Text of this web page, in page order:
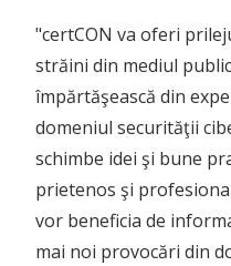
"certCON va oferi
străini din mediul
împărtăşească din
domeniul securităţii
schimbe idei şi bune
prietenos şi
vor beneficia de
mai noi provocări din